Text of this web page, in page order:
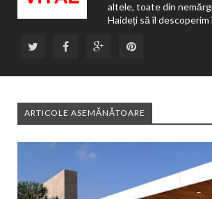
altele, toate din
Haideți să îl
ARTICOLE ASEMĂNĂTOARE